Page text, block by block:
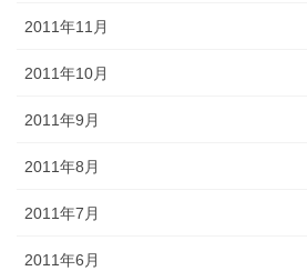
2011年11月
2011年10月
2011年9月
2011年8月
2011年7月
2011年6月